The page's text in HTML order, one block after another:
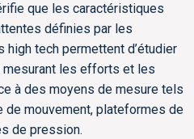
que les caractéristiques
définies par les
tech permettent d’étudier
mesurant les efforts et les
à des moyens de mesure tels
de mouvement, plateformes de
de pression.